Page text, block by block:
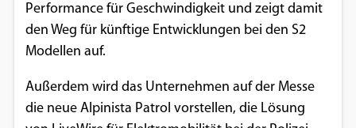
Performance für Geschwindigkeit und zeigt damit
den Weg für künftige Entwicklungen bei den S2
Modellen auf.
Außerdem wird das Unternehmen auf der Messe
die neue Alpinista Patrol vorstellen, die Lösung